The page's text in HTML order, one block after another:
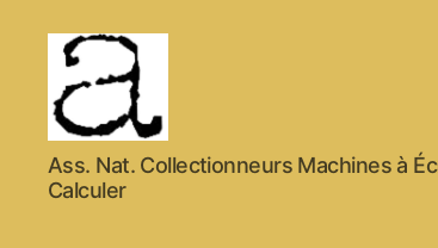
ANCMECA
Ass. Nat. Collectionneurs Machines à
Calculer